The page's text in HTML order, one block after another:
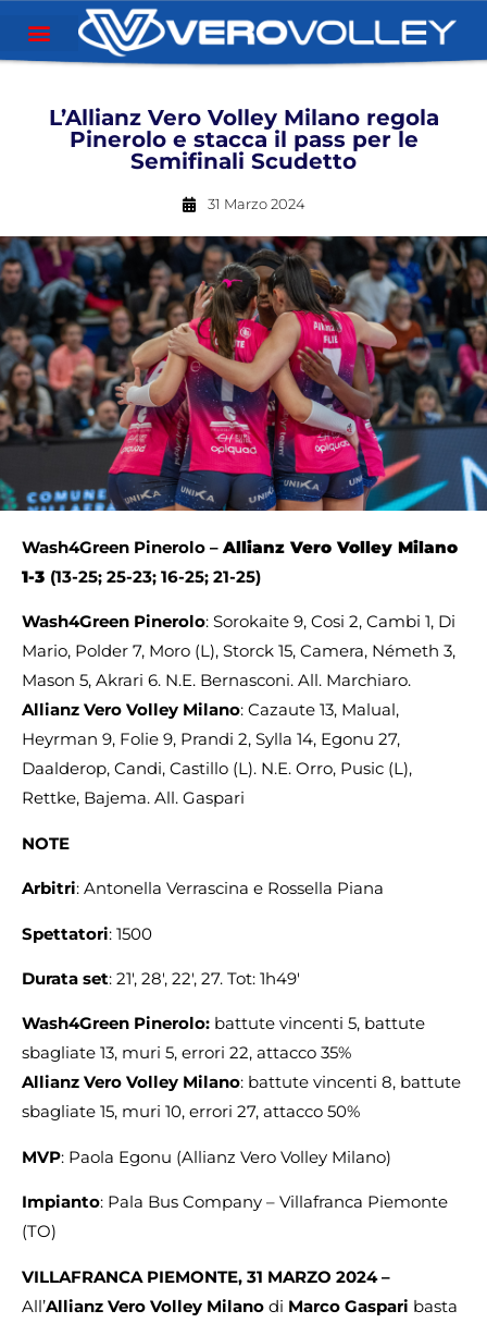
L’Allianz Vero Volley Milano regola
Pinerolo e stacca il pass per le
Semifinali Scudetto
31 Marzo 2024
Wash4Green Pinerolo – Allianz Vero Volley Milano
1-3 (13-25; 25-23; 16-25; 21-25)
Wash4Green Pinerolo: Sorokaite 9, Cosi 2, Cambi 1, Di
Mario, Polder 7, Moro (L), Storck 15, Camera, Németh 3,
Mason 5, Akrari 6. N.E. Bernasconi. All. Marchiaro.
Allianz Vero Volley Milano: Cazaute 13, Malual,
Heyrman 9, Folie 9, Prandi 2, Sylla 14, Egonu 27,
Daalderop, Candi, Castillo (L). N.E. Orro, Pusic (L),
Rettke, Bajema. All. Gaspari
NOTE
Arbitri: Antonella Verrascina e Rossella Piana
Spettatori: 1500
Durata set: 21′, 28′, 22′, 27. Tot: 1h49′
Wash4Green Pinerolo: battute vincenti 5, battute
sbagliate 13, muri 5, errori 22, attacco 35%
Allianz Vero Volley Milano: battute vincenti 8, battute
sbagliate 15, muri 10, errori 27, attacco 50%
MVP: Paola Egonu (Allianz Vero Volley Milano)
Impianto: Pala Bus Company – Villafranca Piemonte
(TO)
VILLAFRANCA PIEMONTE, 31 MARZO 2024 –
All’Allianz Vero Volley Milano di Marco Gaspari basta